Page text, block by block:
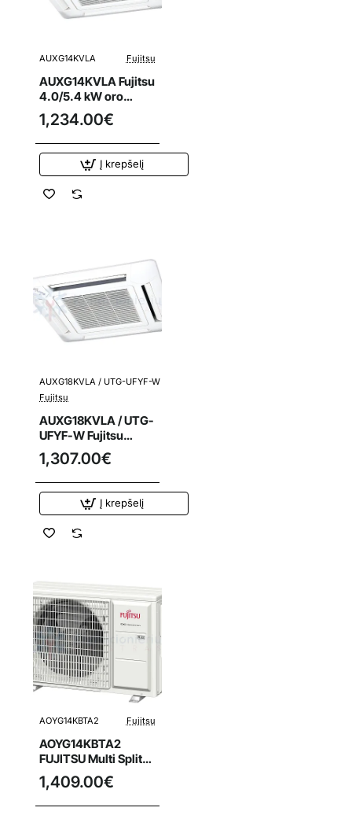
AUXG14KVLA Fujitsu
AUXG14KVLA Fujitsu
4.0/5.4 kW oro
kondicionieriaus
kasetinis vidinis
blokas
1,234.00€
Į krepšelį
AUXG18KVLA / UTG-UFYF-W
Fujitsu
AUXG18KVLA / UTG-
UFYF-W Fujitsu
5.2/6.0 kW oro
kondicionieriaus
kasetinis vidinis
blokas
1,307.00€
Į krepšelį
AOYG14KBTA2 Fujitsu
AOYG14KBTA2
FUJITSU Multi Split
oro kondicionierius
4.0/4.4 kW išorinis
blokas
1,409.00€